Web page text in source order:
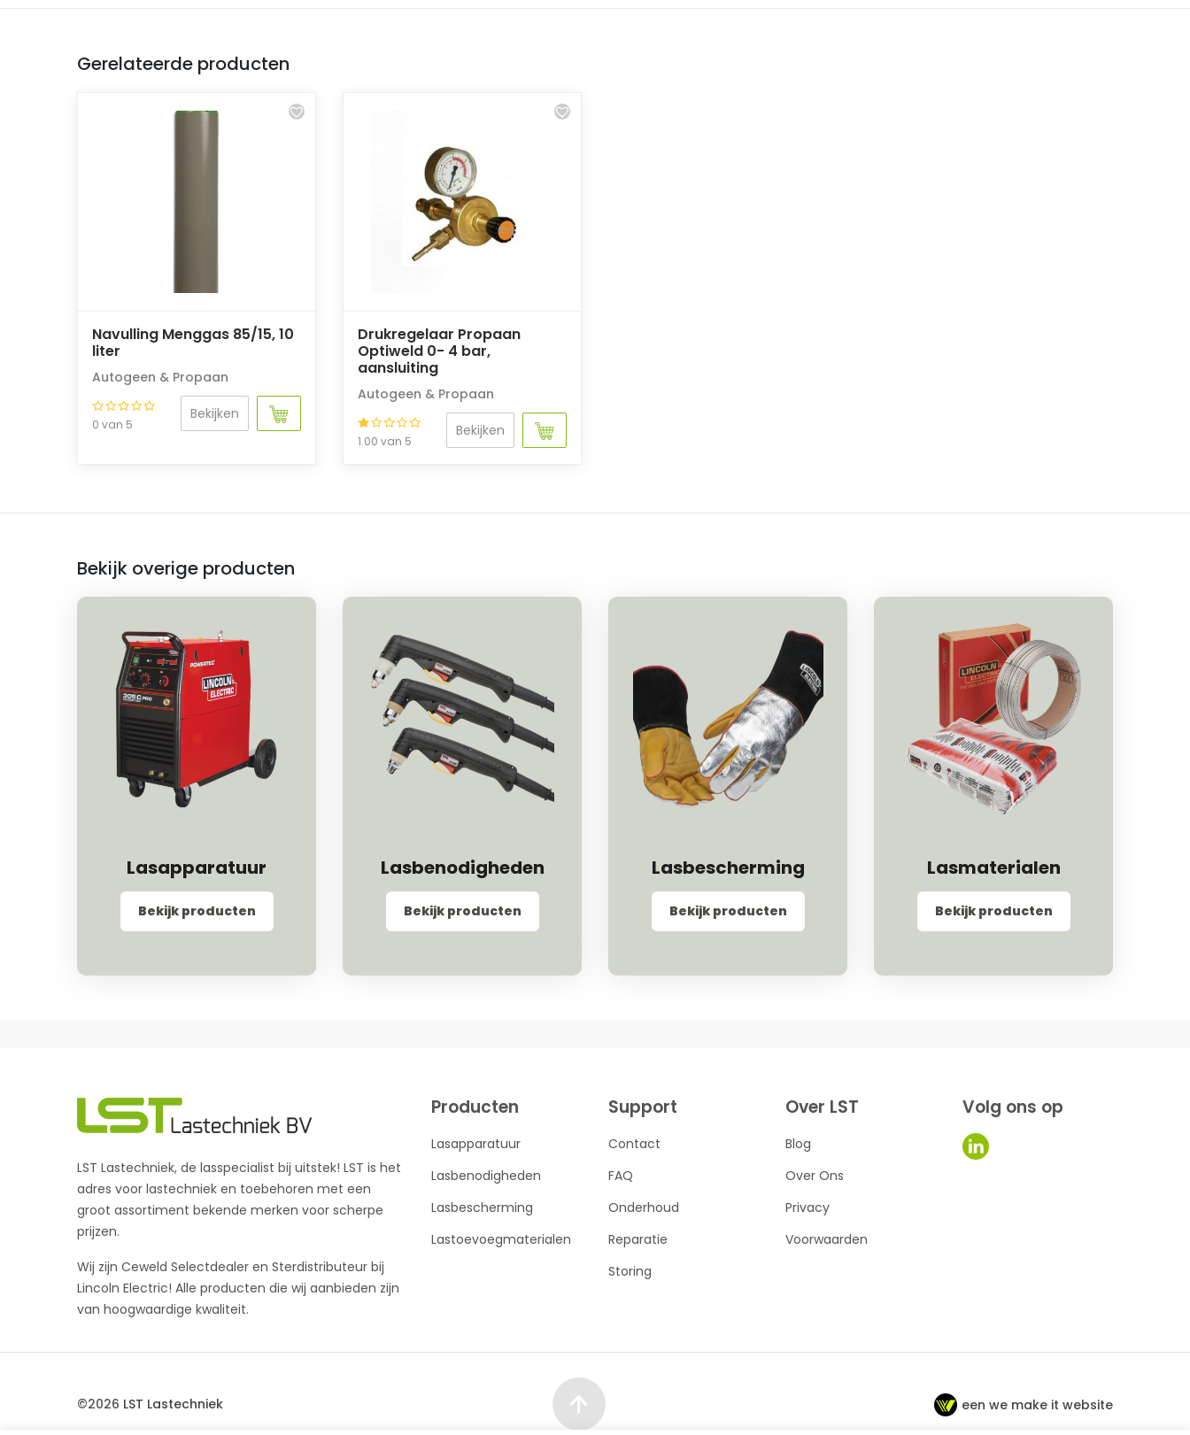
Gerelateerde producten
Navulling Menggas 85/15, 10
liter
Autogeen & Propaan
0 van 5
Bekijken
Drukregelaar Propaan
Optiweld 0- 4 bar,
aansluiting
Autogeen & Propaan
1.00 van 5
Bekijken
Bekijk overige producten
Lasapparatuur
Bekijk producten
Lasbenodigheden
Bekijk producten
Lasbescherming
Bekijk producten
Lasmaterialen
Bekijk producten
LST Lastechniek, de lasspecialist bij uitstek! LST is het
adres voor lastechniek en toebehoren met een
groot assortiment bekende merken voor scherpe
prijzen.
Wij zijn Ceweld Selectdealer en Sterdistributeur bij
Lincoln Electric! Alle producten die wij aanbieden zijn
van hoogwaardige kwaliteit.
Producten
Lasapparatuur
Lasbenodigheden
Lasbescherming
Lastoevoegmaterialen
Support
Contact
FAQ
Onderhoud
Reparatie
Storing
Over LST
Blog
Over Ons
Privacy
Voorwaarden
Volg ons op
©2026 LST Lastechniek een we make it website